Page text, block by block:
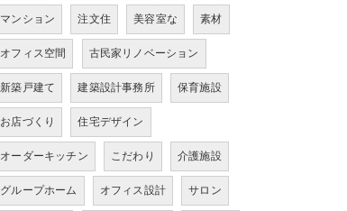
マンション 注文住 美容室な 素材
オフィス空間 古民家リノベーション
新築戸建て 建築設計事務所 保育施設
お店づくり 住宅デザイン
オーダーキッチン こだわり 介護施設
グループホーム オフィス設計 サロン